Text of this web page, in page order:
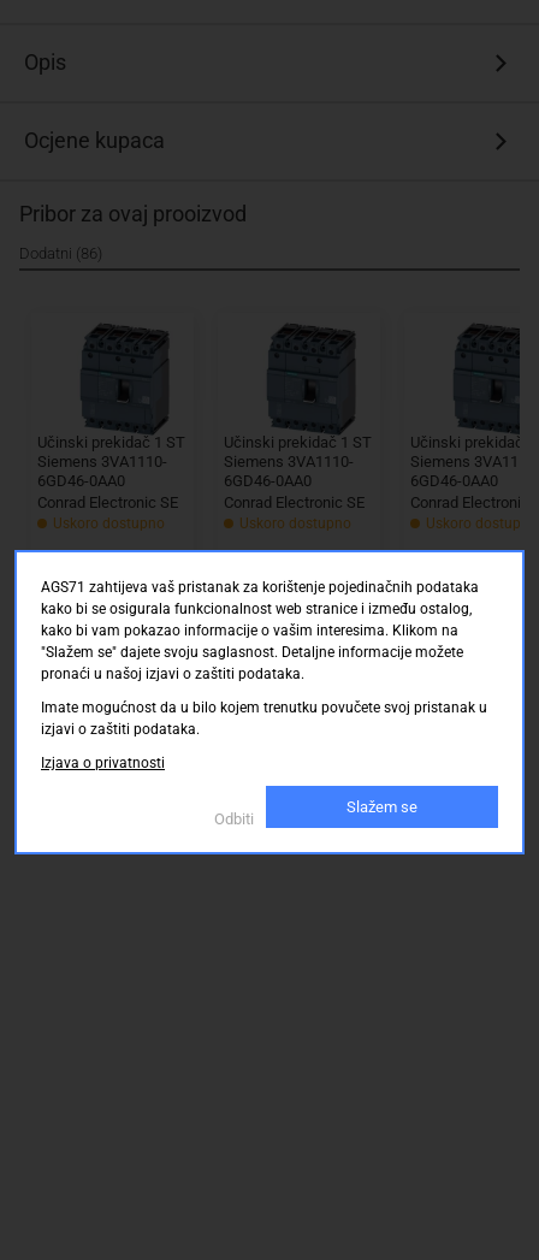
Opis
Ocjene kupaca
Pribor za ovaj prooizvod
Dodatni (86)
Učinski prekidač 1 ST
Siemens 3VA1110-
6GD46-0AA0
Conrad Electronic SE
Uskoro dostupno
0.00 KM
Učinski prekidač 1 ST
Siemens 3VA1110-
6GD46-0AA0
Conrad Electronic SE
Uskoro dostupno
0.00 KM
Učinski prekidač 1
Siemens 3VA1110-
6GD46-0AA0
Conrad Electronic
Uskoro dostupno
AGS71 zahtijeva vaš pristanak za korištenje pojedinačnih podataka
kako bi se osigurala funkcionalnost web stranice i između ostalog,
kako bi vam pokazao informacije o vašim interesima. Klikom na
"Slažem se" dajete svoju saglasnost. Detaljne informacije možete
pronaći u našoj izjavi o zaštiti podataka.
Imate mogućnost da u bilo kojem trenutku povučete svoj pristanak u
izjavi o zaštiti podataka.
Izjava o privatnosti
Odbiti
Slažem se